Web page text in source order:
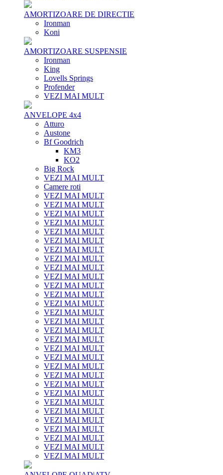
AMORTIZOARE DE DIRECTIE
Ironman
Koni
AMORTIZOARE SUSPENSIE
Ironman
King
Lovells Springs
Profender
VEZI MAI MULT
ANVELOPE 4x4
Atturo
Austone
Bf Goodrich
KM3
KO2
Big Rock
VEZI MAI MULT
Camere roti
VEZI MAI MULT
VEZI MAI MULT
VEZI MAI MULT
VEZI MAI MULT
VEZI MAI MULT
VEZI MAI MULT
VEZI MAI MULT
VEZI MAI MULT
VEZI MAI MULT
VEZI MAI MULT
VEZI MAI MULT
VEZI MAI MULT
VEZI MAI MULT
VEZI MAI MULT
VEZI MAI MULT
VEZI MAI MULT
VEZI MAI MULT
VEZI MAI MULT
VEZI MAI MULT
VEZI MAI MULT
VEZI MAI MULT
VEZI MAI MULT
VEZI MAI MULT
VEZI MAI MULT
VEZI MAI MULT
VEZI MAI MULT
VEZI MAI MULT
VEZI MAI MULT
VEZI MAI MULT
VEZI MAI MULT